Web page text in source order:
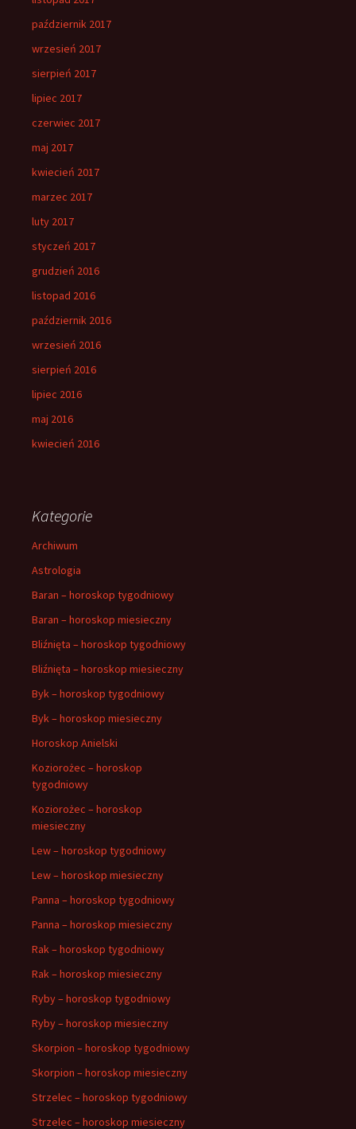
październik 2017
wrzesień 2017
sierpień 2017
lipiec 2017
czerwiec 2017
maj 2017
kwiecień 2017
marzec 2017
luty 2017
styczeń 2017
grudzień 2016
listopad 2016
październik 2016
wrzesień 2016
sierpień 2016
lipiec 2016
maj 2016
kwiecień 2016
Kategorie
Archiwum
Astrologia
Baran – horoskop tygodniowy
Baran – horoskop miesieczny
Bliźnięta – horoskop tygodniowy
Bliźnięta – horoskop miesieczny
Byk – horoskop tygodniowy
Byk – horoskop miesieczny
Horoskop Anielski
Koziorożec – horoskop
tygodniowy
Koziorożec – horoskop
miesieczny
Lew – horoskop tygodniowy
Lew – horoskop miesieczny
Panna – horoskop tygodniowy
Panna – horoskop miesieczny
Rak – horoskop tygodniowy
Rak – horoskop miesieczny
Ryby – horoskop tygodniowy
Ryby – horoskop miesieczny
Skorpion – horoskop tygodniowy
Skorpion – horoskop miesieczny
Strzelec – horoskop tygodniowy
Strzelec – horoskop miesieczny